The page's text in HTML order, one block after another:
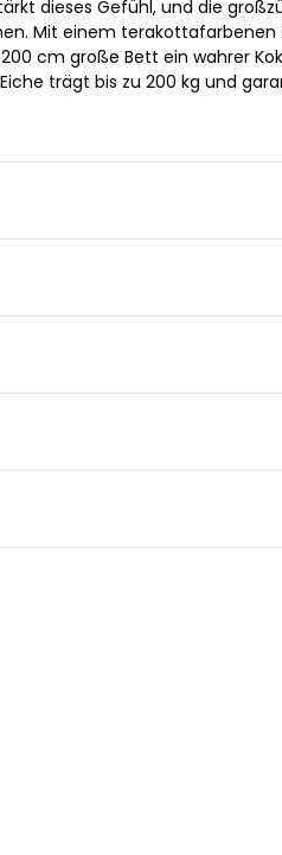
dieses Gefühl, und die
Mit einem
cm große Bett ein wahrer
trägt bis zu 200 kg und